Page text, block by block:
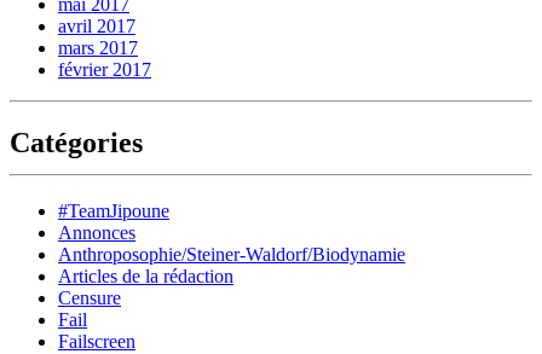
avril 2017
mars 2017
février 2017
Catégories
#TeamJipoune
Annonces
Anthroposophie/Steiner-Waldorf/Biodynamie
Articles de la rédaction
Censure
Fail
Failscreen